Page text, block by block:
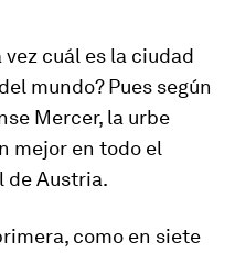
vez cuál es la ciudad
mundo? Pues según
Mercer, la urbe
mejor en todo el
de Austria.
como en siete